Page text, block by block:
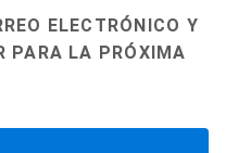
ELECTRÓNICO Y
PARA LA PRÓXIMA